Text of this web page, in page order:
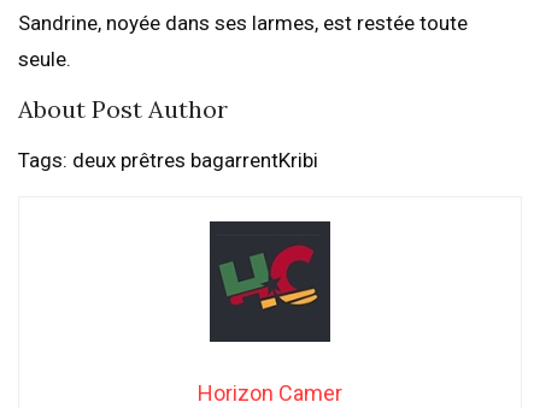
Sandrine, noyée dans ses larmes, est restée toute
seule.
About Post Author
Tags: deux prêtres bagarrentKribi
Horizon Camer